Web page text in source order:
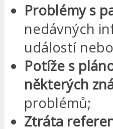
Problémy s
nedávných
událostí
Potíže s
některých
problémů;
Ztráta